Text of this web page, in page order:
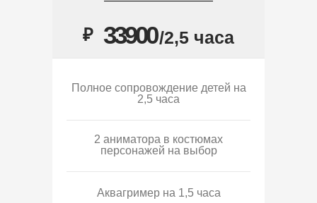
₽ 33900/2,5 часа
Полное сопровождение детей на
2,5 часа
2 аниматора в костюмах
персонажей на выбор
Аквагример на 1,5 часа